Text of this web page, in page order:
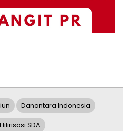
Danantara Indonesia
Hilirisasi SDA